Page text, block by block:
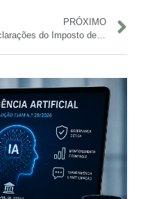
PRÓXIMO
Declarações do Imposto de Renda ficam abaixo da meta da Receita Federal